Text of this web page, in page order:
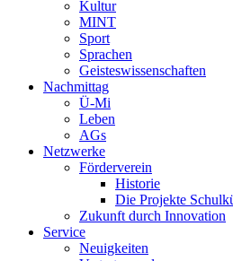
Kultur
MINT
Sport
Sprachen
Geisteswissenschaften
Nachmittag
Ü-Mi
Leben
AGs
Netzwerke
Förderverein
Historie
Die Projekte
Zukunft durch Innovation
Service
Neuigkeiten